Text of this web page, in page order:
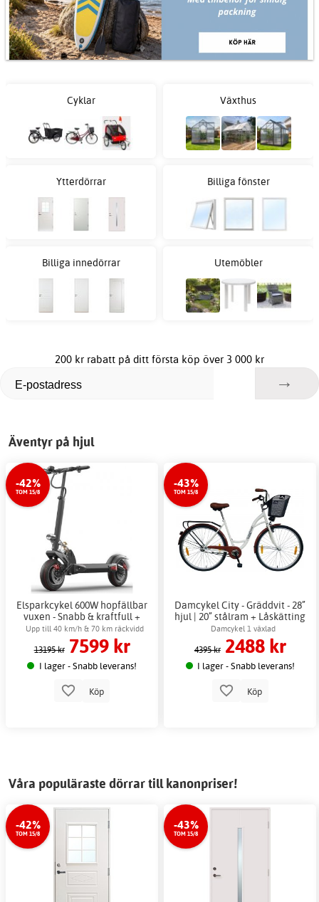
Cyklar Växthus
Ytterdörrar Billiga fönster
Billiga innedörrar Utemöbler
200 kr rabatt på ditt första köp över 3 000 kr
Äventyr på hjul
-42%
TOM 15/8
Elsparkcykel 600W hopfällbar
vuxen - Snabb & kraftfull +
Låskätting
Upp till 40 km/h & 70 km räckvidd
13195 kr 7599 kr
I lager - Snabb leverans!
Köp
-43%
TOM 15/8
Damcykel City - Gräddvit - 28”
hjul | 20” stålram + Låskätting
Damcykel 1 växlad
4395 kr 2488 kr
I lager - Snabb leverans!
Köp
Våra populäraste dörrar till kanonpriser!
-42%
TOM 15/8
-43%
TOM 15/8